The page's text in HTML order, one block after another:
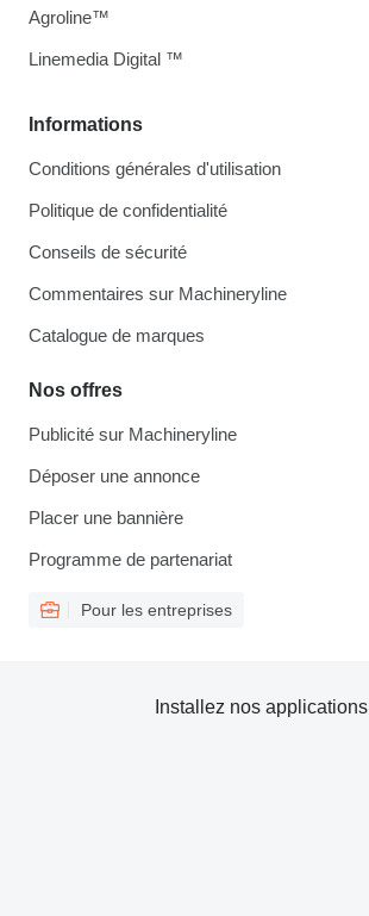
Informations
Conditions générales d'utilisation
Politique de confidentialité
Conseils de sécurité
Commentaires sur Machineryline
Catalogue de marques
Nos offres
Publicité sur Machineryline
Déposer une annonce
Placer une bannière
Programme de partenariat
Pour les entreprises
Agroline™
Linemedia Digital ™
Installez nos applications